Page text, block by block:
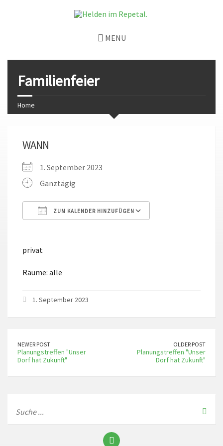
MENU
Familienfeier
Home
WANN
1. September 2023
Ganztägig
ZUM KALENDER HINZUFÜGEN
privat
Räume: alle
1. September 2023
NEWER POST
Planungstreffen "Unser
Dorf hat Zukunft"
OLDER POST
Planungstreffen "Unser
Dorf hat Zukunft"